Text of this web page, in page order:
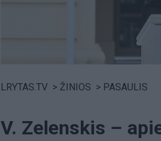
LRYTAS.TV > ŽINIOS > PASAULIS
V. Zelenskis –